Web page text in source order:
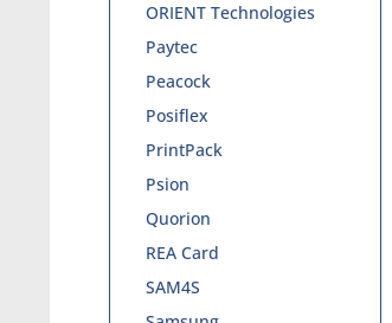
ORIENT Technologies
Paytec
Peacock
Posiflex
PrintPack
Psion
Quorion
REA Card
SAM4S